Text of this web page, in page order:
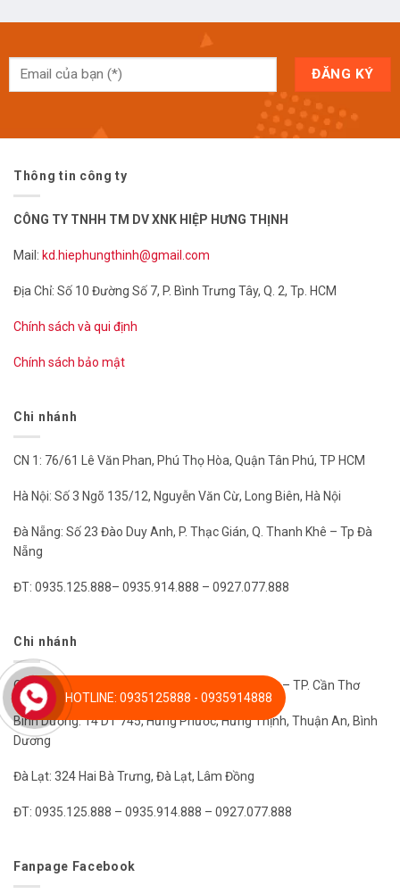
Thông tin công ty
CÔNG TY TNHH TM DV XNK HIỆP HƯNG THỊNH
Mail: kd.hiephungthinh@gmail.com
Địa Chỉ: Số 10 Đường Số 7, P. Bình Trưng Tây, Q. 2, Tp. HCM
Chính sách và qui định
Chính sách bảo mật
Chi nhánh
CN 1: 76/61 Lê Văn Phan, Phú Thọ Hòa, Quận Tân Phú, TP HCM
Hà Nội: Số 3 Ngõ 135/12, Nguyễn Văn Cừ, Long Biên, Hà Nội
Đà Nẵng: Số 23 Đào Duy Anh, P. Thạc Gián, Q. Thanh Khê – Tp Đà
Nẵng
ĐT: 0935.125.888– 0935.914.888 – 0927.077.888
Chi nhánh
Cần Thơ: 13 Đường 21, P. An Khánh, Q. Ninh Kiều – TP. Cần Thơ
Bình Dương: 14 DT 745, Hưng Phước, Hưng Thịnh, Thuận An, Bình
Dương
Đà Lạt: 324 Hai Bà Trưng, Đà Lạt, Lâm Đồng
ĐT: 0935.125.888 – 0935.914.888 – 0927.077.888
Fanpage Facebook
HOTLINE: 0935125888 - 0935914888